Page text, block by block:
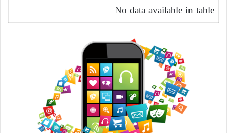
No data available in table